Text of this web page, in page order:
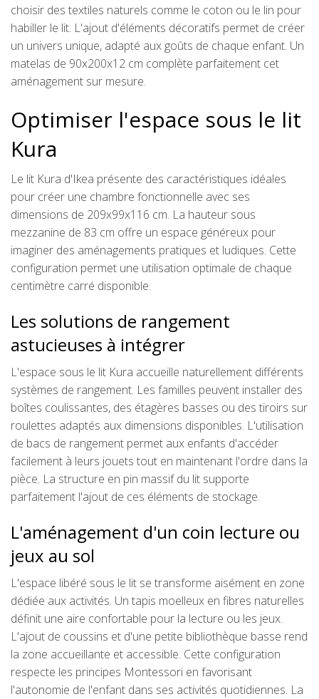
choisir des textiles naturels comme le coton ou le lin pour
habiller le lit. L'ajout d'éléments décoratifs permet de créer
un univers unique, adapté aux goûts de chaque enfant. Un
matelas de 90x200x12 cm complète parfaitement cet
aménagement sur mesure.
Optimiser l'espace sous le lit
Kura
Le lit Kura d'Ikea présente des caractéristiques idéales
pour créer une chambre fonctionnelle avec ses
dimensions de 209x99x116 cm. La hauteur sous
mezzanine de 83 cm offre un espace généreux pour
imaginer des aménagements pratiques et ludiques. Cette
configuration permet une utilisation optimale de chaque
centimètre carré disponible.
Les solutions de rangement
astucieuses à intégrer
L'espace sous le lit Kura accueille naturellement différents
systèmes de rangement. Les familles peuvent installer des
boîtes coulissantes, des étagères basses ou des tiroirs sur
roulettes adaptés aux dimensions disponibles. L'utilisation
de bacs de rangement permet aux enfants d'accéder
facilement à leurs jouets tout en maintenant l'ordre dans la
pièce. La structure en pin massif du lit supporte
parfaitement l'ajout de ces éléments de stockage.
L'aménagement d'un coin lecture ou
jeux au sol
L'espace libéré sous le lit se transforme aisément en zone
dédiée aux activités. Un tapis moelleux en fibres naturelles
définit une aire confortable pour la lecture ou les jeux.
L'ajout de coussins et d'une petite bibliothèque basse rend
la zone accueillante et accessible. Cette configuration
respecte les principes Montessori en favorisant
l'autonomie de l'enfant dans ses activités quotidiennes. La